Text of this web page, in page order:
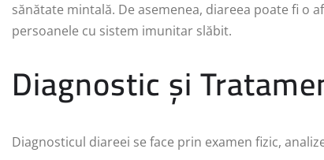
sănătate mintală. De asemenea, diareea poate fi o
persoanele cu sistem imunitar slăbit.
Diagnostic și
Diagnosticul diareei se face prin examen fizic,